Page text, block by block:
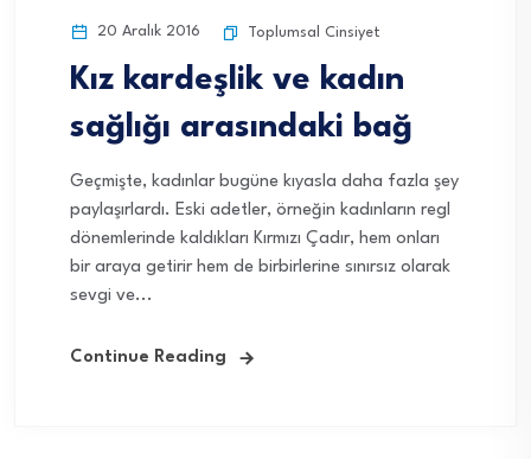
20 Aralık 2016 Toplumsal Cinsiyet
Kız kardeşlik ve kadın
sağlığı arasındaki bağ
Geçmişte, kadınlar bugüne kıyasla daha fazla şey
paylaşırlardı. Eski adetler, örneğin kadınların regl
dönemlerinde kaldıkları Kırmızı Çadır, hem onları
bir araya getirir hem de birbirlerine sınırsız olarak
sevgi ve...
Continue Reading